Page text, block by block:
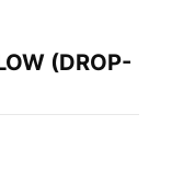
(DROP-